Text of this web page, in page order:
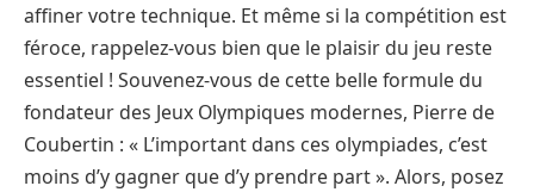
affiner votre technique. Et même si la compétition est
féroce, rappelez-vous bien que le plaisir du jeu reste
essentiel ! Souvenez-vous de cette belle formule du
fondateur des Jeux Olympiques modernes, Pierre de
Coubertin : « L’important dans ces olympiades, c’est
moins d’y gagner que d’y prendre part ». Alors, posez